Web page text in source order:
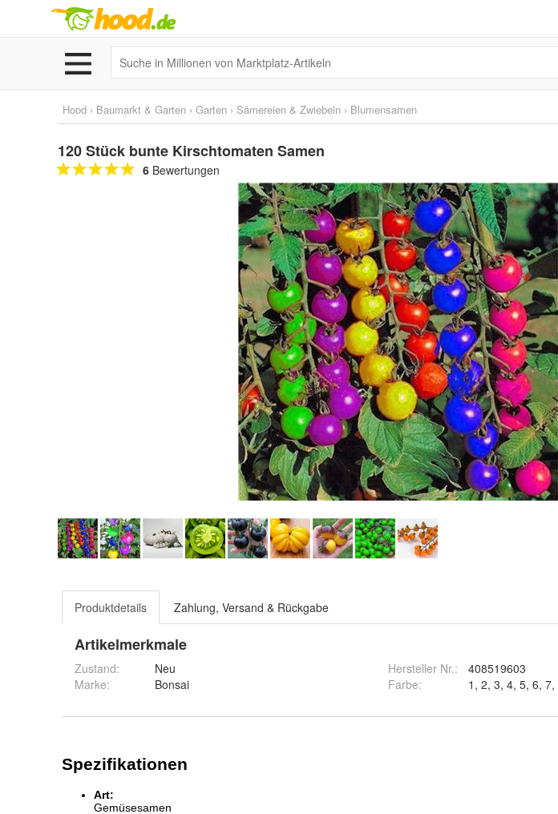
Hood › Baumarkt & Garten › Garten › Sämereien & Zwiebeln › Blumensamen
120 Stück bunte Kirschtomaten Samen
6 Bewertungen
Produktdetails Zahlung, Versand & Rückgabe
Artikelmerkmale
Zustand:
Neu
Marke:
Bonsai
Hersteller Nr.:
408519603
Farbe: